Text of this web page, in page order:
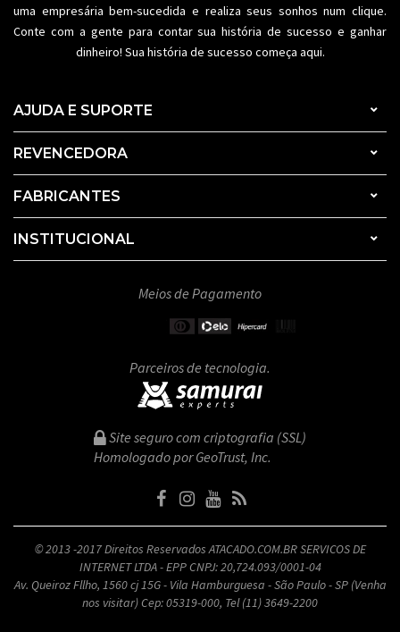
uma empresária bem-sucedida e realiza seus sonhos num clique.
Conte com a gente para contar sua história de sucesso e ganhar
dinheiro! Sua história de sucesso começa aqui.
AJUDA E SUPORTE
REVENCEDORA
FABRICANTES
INSTITUCIONAL
Meios de Pagamento
Parceiros de tecnologia.
Site seguro com criptografia (SSL)
Homologado por GeoTrust, Inc.
© 2013 -2017 Direitos Reservados ATACADO.COM.BR SERVICOS DE
INTERNET LTDA - EPP CNPJ: 20,724.093/0001-04
Av. Queiroz Fllho, 1560 cj 15G - Vila Hamburguesa - São Paulo - SP (Venha
nos visitar) Cep: 05319-000, Tel (11) 3649-2200